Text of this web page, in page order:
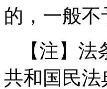
的，一般不
【注】
共和国民